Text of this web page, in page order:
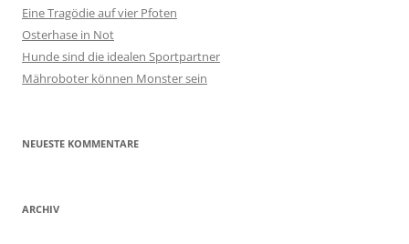
Eine Tragödie auf vier Pfoten
Osterhase in Not
Hunde sind die idealen Sportpartner
Mähroboter können Monster sein
NEUESTE KOMMENTARE
ARCHIV